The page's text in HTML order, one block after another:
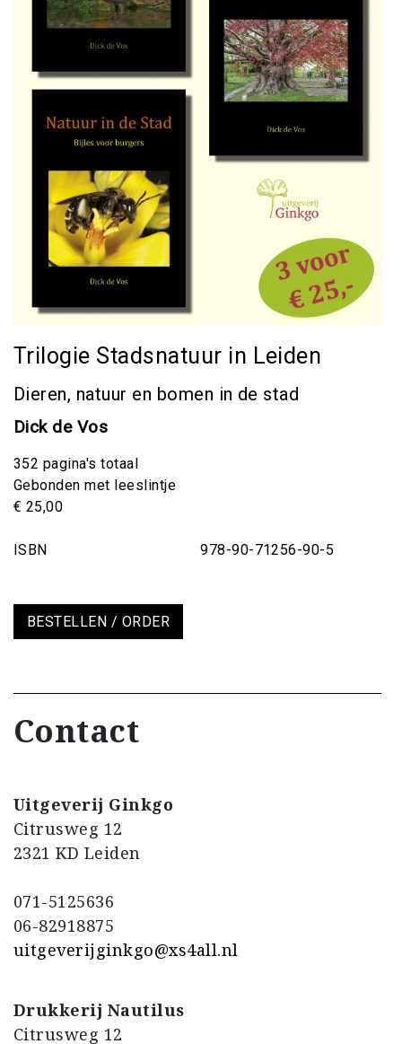
Trilogie Stadsnatuur in Leiden
Dieren, natuur en bomen in de stad
Dick de Vos
352 pagina's totaal
Gebonden met leeslintje
€ 25,00
ISBN 978-90-71256-90-5
BESTELLEN / ORDER
Contact
Uitgeverij Ginkgo
Citrusweg 12
2321 KD Leiden
071-5125636
06-82918875
uitgeverijginkgo@xs4all.nl
Drukkerij Nautilus
Citrusweg 12